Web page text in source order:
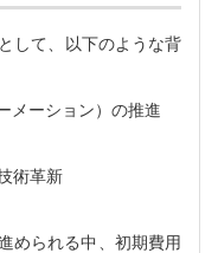
して、以下のような背
メーション）の推進
術革新
められる中、初期費用